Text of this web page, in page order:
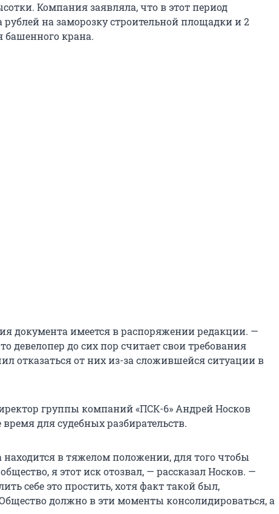
Компания заявляла, что в этот период
на заморозку строительной площадки и 2
башенного крана.
документа имеется в распоряжении редакции. —
девелопер до сих пор считает свои требования
отказаться от них из-за сложившейся ситуации в
группы компаний «ПСК-6» Андрей Носков
для судебных разбирательств.
в тяжелом положении, для того чтобы
я этот иск отозвал, — рассказал Носков. —
себе это простить, хотя факт такой был,
должно в эти моменты консолидироваться, а